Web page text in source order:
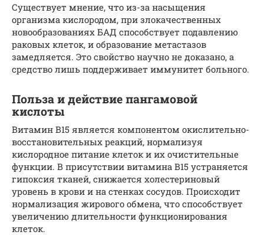
Существует мнение, что из-за насыщения
организма кислородом, при злокачественных
новообразованиях БАД способствует подавлению
раковых клеток, и образование метастазов
замедляется. Это свойство научно не доказано, а
средство лишь поддерживает иммунитет больного.
Польза и действие пангамовой
кислоты
Витамин В15 является компонентом окислительно-
восстановительных реакций, нормализуя
кислородное питание клеток и их очистительные
функции. В присутствии витамина B15 устраняется
гипоксия тканей, снижается холестериновый
уровень в крови и на стенках сосудов. Происходит
нормализация жирового обмена, что способствует
увеличению длительности функционирования
клеток.